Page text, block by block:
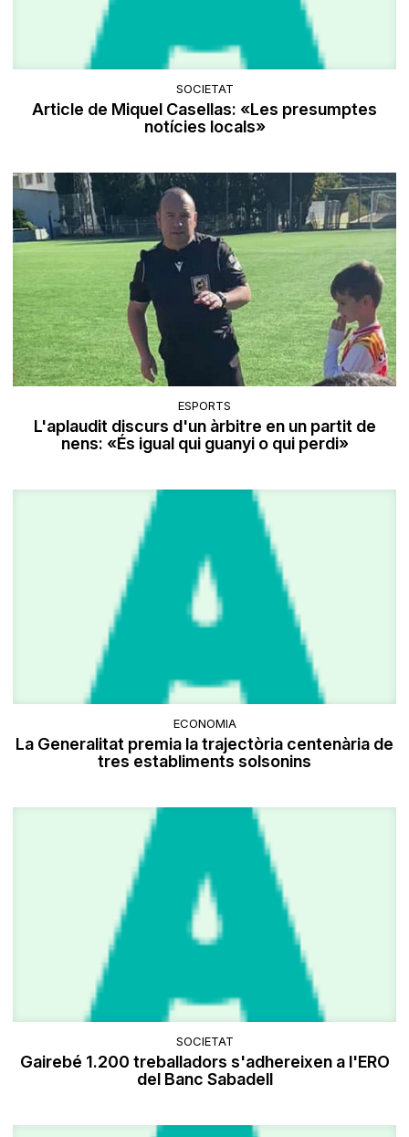
SOCIETAT
Article de Miquel Casellas: «Les presumptes
notícies locals»
ESPORTS
L'aplaudit discurs d'un àrbitre en un partit de
nens: «És igual qui guanyi o qui perdi»
ECONOMIA
La Generalitat premia la trajectòria centenària de
tres establiments solsonins
SOCIETAT
Gairebé 1.200 treballadors s'adhereixen a l'ERO
del Banc Sabadell